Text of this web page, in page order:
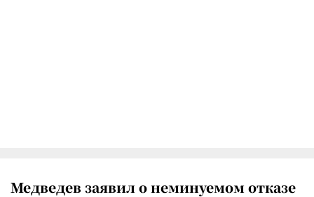
Медведев заявил о неминуемом отказе